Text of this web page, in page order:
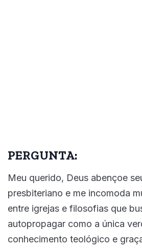
PERGUNTA:
Meu querido, Deus abençoe
presbiteriano e me incomoda
entre igrejas e filosofias que
autopropagar como a única
conhecimento teológico e